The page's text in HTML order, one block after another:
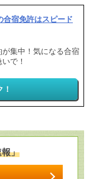
宿免許はスピード
集中！気になる合宿
で！
」